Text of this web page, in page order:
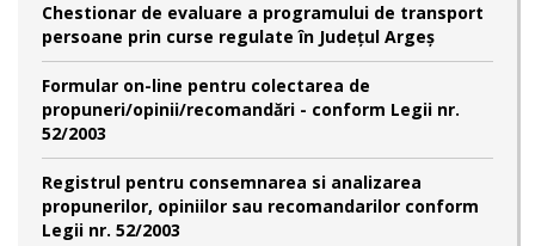
Chestionar de evaluare a programului de transport
persoane prin curse regulate în Județul Argeș
Formular on-line pentru colectarea de
propuneri/opinii/recomandări - conform Legii nr.
52/2003
Registrul pentru consemnarea si analizarea
propunerilor, opiniilor sau recomandarilor conform
Legii nr. 52/2003